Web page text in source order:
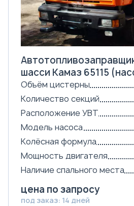
шасси Камаз 65115
Объём цистерны
Количество секций
Расположение УВТ
Модель насоса
Колёсная формула
Мощность двигателя
Наличие спального места
цена по запросу
под заказ: 14 дней